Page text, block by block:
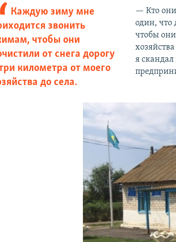
Каждую зиму мне
звонить
чтобы они
от снега дорогу
километра от моего
до села.
— Кто они
один, что
чтобы
я